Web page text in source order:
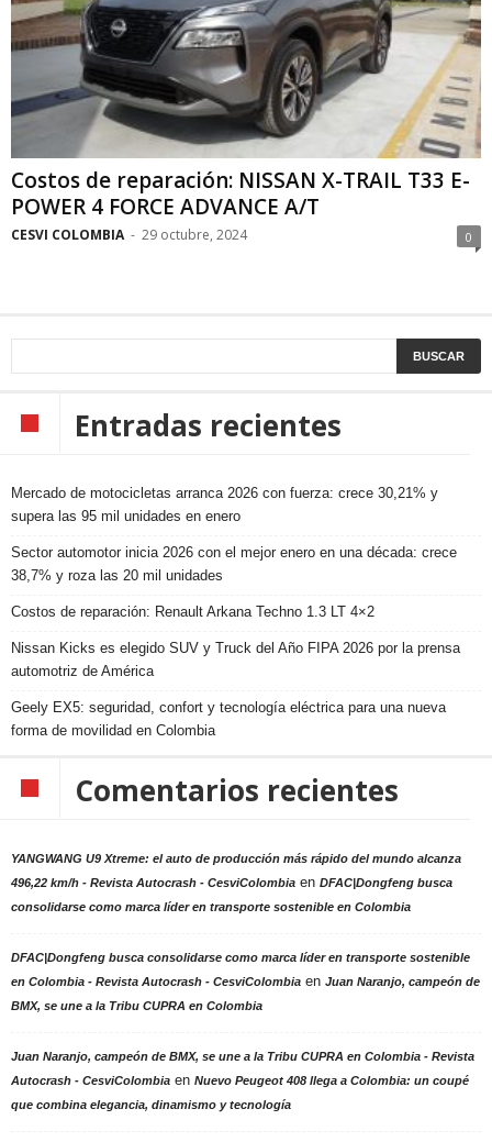
Costos de reparación: NISSAN X-TRAIL T33 E-
POWER 4 FORCE ADVANCE A/T
CESVI COLOMBIA - 29 octubre, 2024 0
Entradas recientes
Mercado de motocicletas arranca 2026 con fuerza: crece 30,21% y
supera las 95 mil unidades en enero
Sector automotor inicia 2026 con el mejor enero en una década: crece
38,7% y roza las 20 mil unidades
Costos de reparación: Renault Arkana Techno 1.3 LT 4×2
Nissan Kicks es elegido SUV y Truck del Año FIPA 2026 por la prensa
automotriz de América
Geely EX5: seguridad, confort y tecnología eléctrica para una nueva
forma de movilidad en Colombia
Comentarios recientes
YANGWANG U9 Xtreme: el auto de producción más rápido del mundo alcanza
496,22 km/h - Revista Autocrash - CesviColombia en DFAC|Dongfeng busca
consolidarse como marca líder en transporte sostenible en Colombia
DFAC|Dongfeng busca consolidarse como marca líder en transporte sostenible
en Colombia - Revista Autocrash - CesviColombia en Juan Naranjo, campeón de
BMX, se une a la Tribu CUPRA en Colombia
Juan Naranjo, campeón de BMX, se une a la Tribu CUPRA en Colombia - Revista
Autocrash - CesviColombia en Nuevo Peugeot 408 llega a Colombia: un coupé
que combina elegancia, dinamismo y tecnología